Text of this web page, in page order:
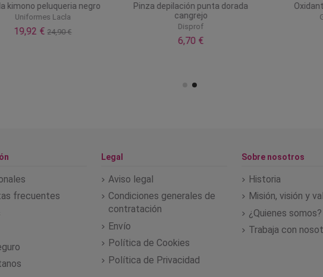
kimono peluqueria negro
Uniformes Lacla
19,92 € 24,90 €
Pinza depilación punta dorada
cangrejo
Disprof
6,70 €
frecuentes
Legal
Aviso legal
Condiciones generales de
contratación
Envío
Política de Cookies
Política de Privacidad
Sobre nosotros
Historia
Misión, visión y
¿Quienes somos?
Trabaja con